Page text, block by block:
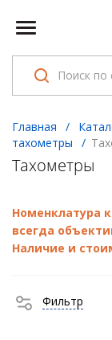
Главная /
тахометры
/
Тахометры
Номенклатура
всегда
Наличие и
Фильтр